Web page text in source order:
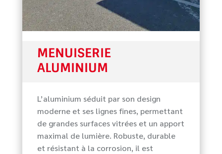
MENUISERIE
ALUMINIUM
L’aluminium séduit par son design
moderne et ses lignes fines, permettant
de grandes surfaces vitrées et un apport
maximal de lumière. Robuste, durable
et résistant à la corrosion, il est